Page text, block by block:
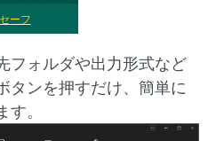
ーフ
フォルダや出力形式など
タンを押すだけ、簡単に
。